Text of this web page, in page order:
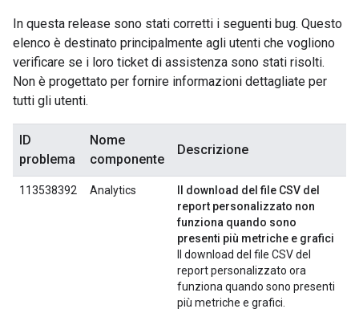
In questa release sono stati corretti i seguenti bug. Questo
elenco è destinato principalmente agli utenti che vogliono
verificare se i loro ticket di assistenza sono stati risolti.
Non è progettato per fornire informazioni dettagliate per
tutti gli utenti.
ID
problema
Nome
componente
Descrizione
113538392 Analytics
Il download del file CSV del
report personalizzato non
funziona quando sono
presenti più metriche e grafici
Il download del file CSV del
report personalizzato ora
funziona quando sono presenti
più metriche e grafici.